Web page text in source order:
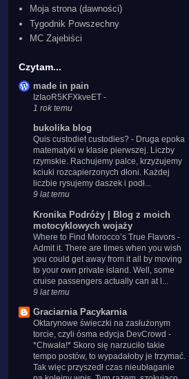
Moja strona (dawności)
Tygodnik Powszechny
MC Zajebiści
Czytam...
made in pain
IzIaoR5KFXkveET -
1 rok temu
bukolika blog
Quis custodiet custodies? - Druga epoka
matematyki w klasie pierwszej. Liczby
rzymskie. Rachujemy palce, krzyżujemy
kciuki rozcapierzonych dłoni. Każdej
liczbie rysujemy daszek i podł...
9 lat temu
Kronika Podróży | Blog z moich
motocyklowych wojaży
Where to Find Morocco’s True Flavors -
Admit it. There are times when you wish
you could get away from it all by moving
to your own private island. Well, some
cruise passengers actually can at l...
9 lat temu
Graciarnia Pacykarnia
Oktarynowe świeczki na zasłużonym
torcie, czyli ósma edycja DevCrowd -
*Chwała!* Skoro się narzuciło takie
tempo postów, to wypadałoby je trzymać.
Tak więc przyszedł czas nieubłaganie